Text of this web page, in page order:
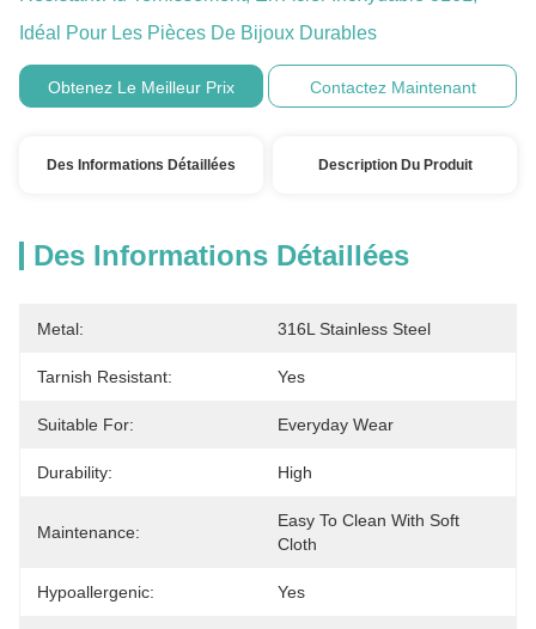
Idéal Pour Les Pièces De Bijoux Durables
Obtenez Le Meilleur Prix Contactez Maintenant
Des Informations Détaillées Description Du Produit
Des Informations Détaillées
Metal: 316L Stainless Steel
Tarnish Resistant: Yes
Suitable For: Everyday Wear
Durability: High
Maintenance:
Easy To Clean With Soft
Cloth
Hypoallergenic: Yes